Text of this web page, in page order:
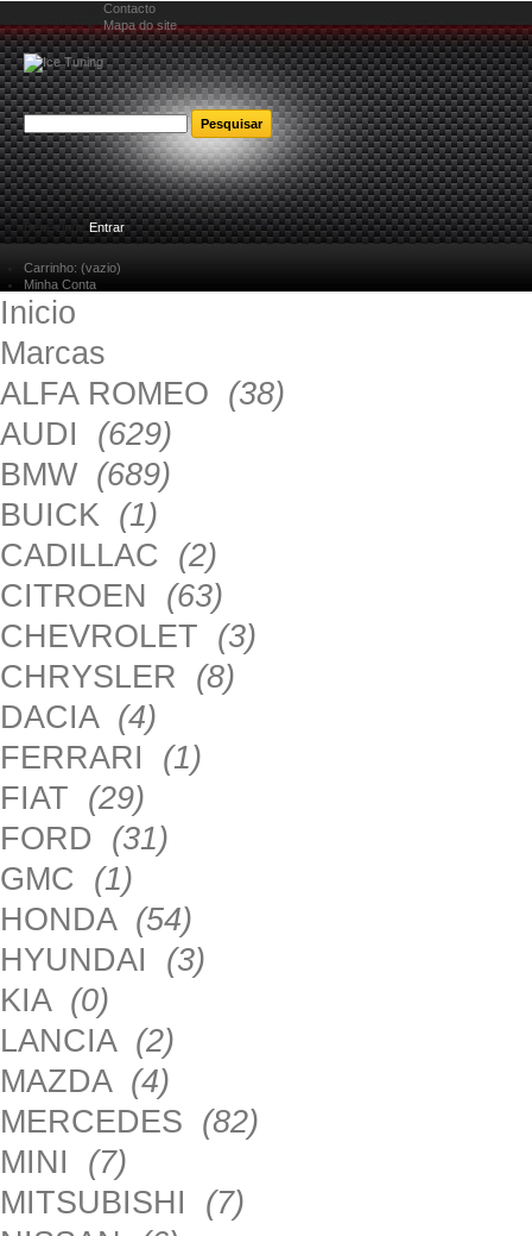
Contacto
Mapa do site
Bem-vindoEntrar
Carrinho: (vazio)
Minha Conta
Inicio
Marcas
ALFA ROMEO (38)
AUDI (629)
BMW (689)
BUICK (1)
CADILLAC (2)
CITROEN (63)
CHEVROLET (3)
CHRYSLER (8)
DACIA (4)
FERRARI (1)
FIAT (29)
FORD (31)
GMC (1)
HONDA (54)
HYUNDAI (3)
KIA (0)
LANCIA (2)
MAZDA (4)
MERCEDES (82)
MINI (7)
MITSUBISHI (7)